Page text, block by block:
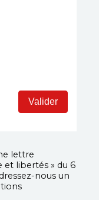
lettre
et libertés » du 6
nous un